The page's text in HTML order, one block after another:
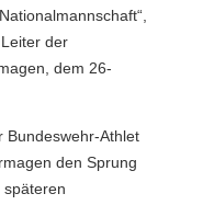
der
dem 26-
Bundeswehr-Athlet
den Sprung
späteren